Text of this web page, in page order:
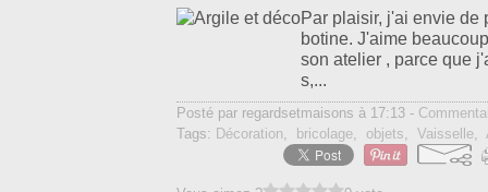
Par plaisir, j'ai envie de
botine. J'aime
son atelier , parce que
s,...
Posté par regardsetmaisons à 17:13 -
Tags: Décoration, bricolage, objets, Vaisselle,